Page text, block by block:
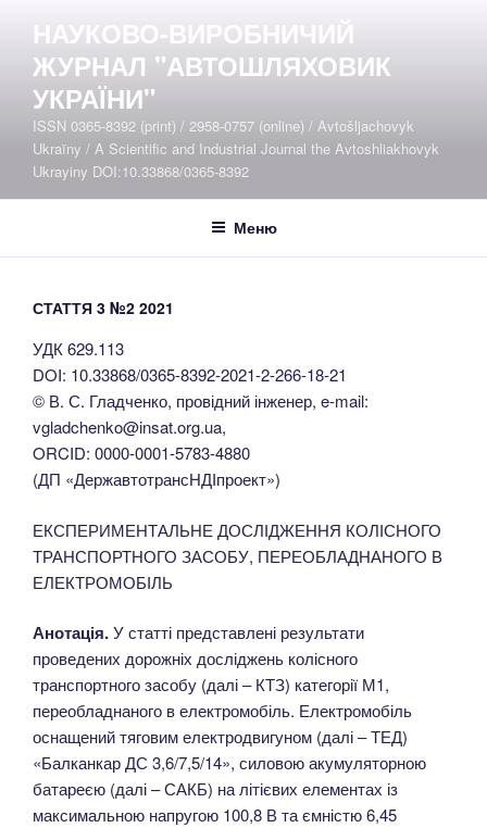
вмісту
НАУКОВО-ВИРОБНИЧИЙ
ЖУРНАЛ "АВТОШЛЯХОВИК
УКРАЇНИ"
ISSN 0365-8392 (print) / 2958-0757 (online) / Avtošljachovyk
Ukraïny / A Scientific and Industrial Journal the Avtoshliakhovyk
Ukrayiny DOI:10.33868/0365-8392
Меню
СТАТТЯ 3 №2 2021
УДК 629.113
DOI: 10.33868/0365-8392-2021-2-266-18-21
© В. С. Гладченко, провідний інженер, e-mail:
vgladchenko@insat.org.ua,
ORCID: 0000-0001-5783-4880
(ДП «ДержавтотрансНДІпроект»)
ЕКСПЕРИМЕНТАЛЬНЕ ДОСЛІДЖЕННЯ КОЛІСНОГО
ТРАНСПОРТНОГО ЗАСОБУ, ПЕРЕОБЛАДНАНОГО В
ЕЛЕКТРОМОБІЛЬ
Анотація.У статті представлені результати
проведених дорожніх досліджень колісного
транспортного засобу (далі – КТЗ) категорії М1,
переобладнаного в електромобіль. Електромобіль
оснащений тяговим електродвигуном (далі – ТЕД)
«Балканкар ДС 3,6/7,5/14», силовою акумуляторною
батареєю (далі – САКБ) на літієвих елементах із
максимальною напругою 100,8 В та ємністю 6,45